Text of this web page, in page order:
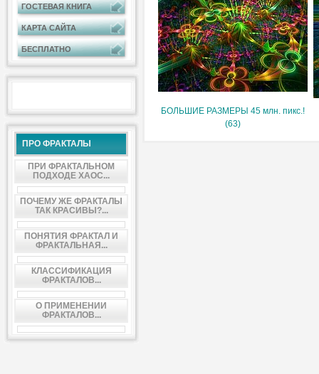
ГОСТЕВАЯ КНИГА
КАРТА САЙТА
БЕСПЛАТНО
ПРО ФРАКТАЛЫ
ПРИ ФРАКТАЛЬНОМ
ПОДХОДЕ ХАОС...
ПОЧЕМУ ЖЕ ФРАКТАЛЫ
ТАК КРАСИВЫ?...
ПОНЯТИЯ ФРАКТАЛ И
ФРАКТАЛЬНАЯ...
КЛАССИФИКАЦИЯ
ФРАКТАЛОВ...
О ПРИМЕНЕНИИ
ФРАКТАЛОВ...
БОЛЬШИЕ РАЗМЕРЫ 45 млн. пикс.!
(63)